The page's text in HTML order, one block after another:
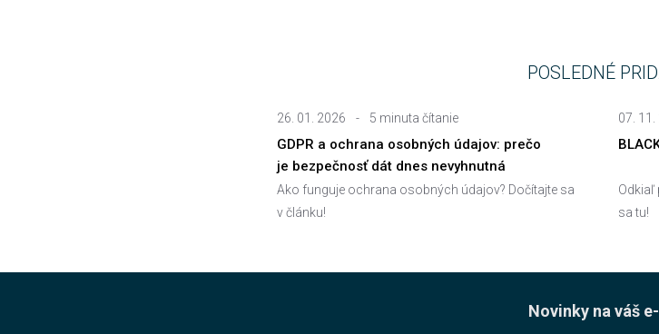
POSLEDNÉ
26. 01. 2026 - 5 minuta čítanie
GDPR a ochrana osobných údajov: prečo
je bezpečnosť dát dnes nevyhnutná
Ako funguje ochrana osobných údajov? Dočítajte sa
v článku!
07. 11.
Odkiaľ
sa tu!
Novinky na váš